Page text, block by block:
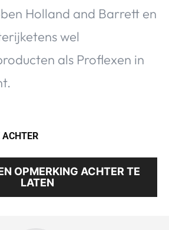
Holland and Barrett en
wel
als Proflexen in
OPMERKING ACHTER TE
LATEN